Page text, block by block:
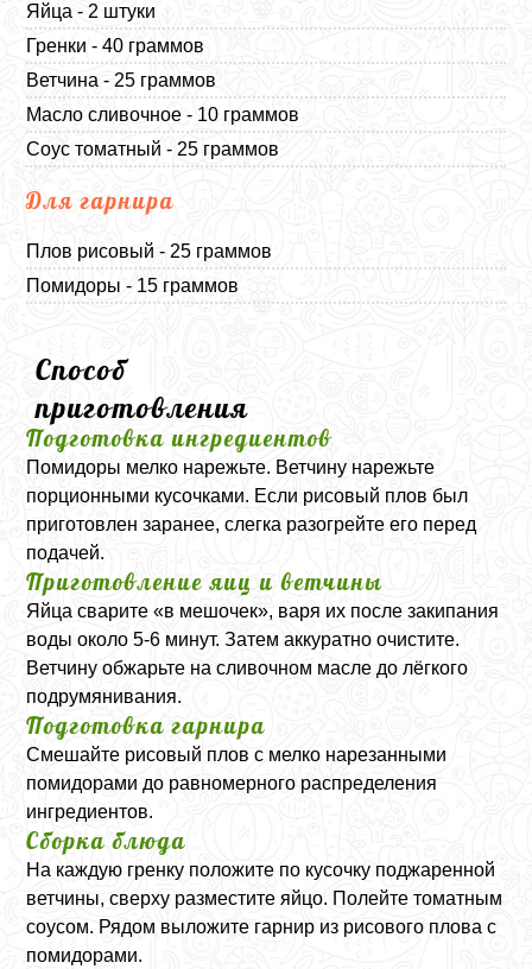
Яйца - 2 штуки
Гренки - 40 граммов
Ветчина - 25 граммов
Масло сливочное - 10 граммов
Соус томатный - 25 граммов
Для гарнира
Плов рисовый - 25 граммов
Помидоры - 15 граммов
Способ
приготовления
Подготовка ингредиентов
Помидоры мелко нарежьте. Ветчину нарежьте
порционными кусочками. Если рисовый плов был
приготовлен заранее, слегка разогрейте его перед
подачей.
Приготовление яиц и ветчины
Яйца сварите «в мешочек», варя их после закипания
воды около 5-6 минут. Затем аккуратно очистите.
Ветчину обжарьте на сливочном масле до лёгкого
подрумянивания.
Подготовка гарнира
Смешайте рисовый плов с мелко нарезанными
помидорами до равномерного распределения
ингредиентов.
Сборка блюда
На каждую гренку положите по кусочку поджаренной
ветчины, сверху разместите яйцо. Полейте томатным
соусом. Рядом выложите гарнир из рисового плова с
помидорами.